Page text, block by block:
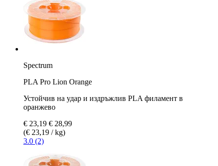
Spectrum
PLA Pro Lion Orange
Устойчив на удар и издръжлив PLA филамент в
оранжево
€ 23,19 € 28,99
(€ 23,19 / kg)
3.0 (2)